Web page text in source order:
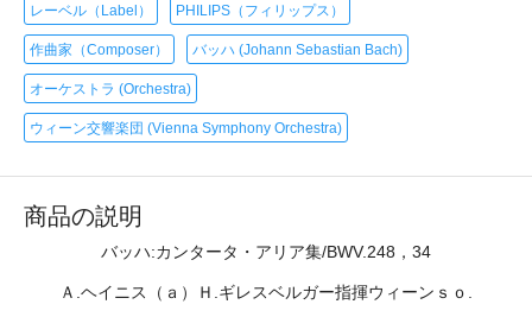
レーベル（Label） PHILIPS（フィリップス）
作曲家（Composer） バッハ (Johann Sebastian Bach)
オーケストラ (Orchestra)
ウィーン交響楽団 (Vienna Symphony Orchestra)
商品の説明
バッハ:カンタータ・アリア集/BWV.248，34
Ａ.ヘイニス（ａ）Ｈ.ギレスベルガー指揮ウィーンｓｏ.